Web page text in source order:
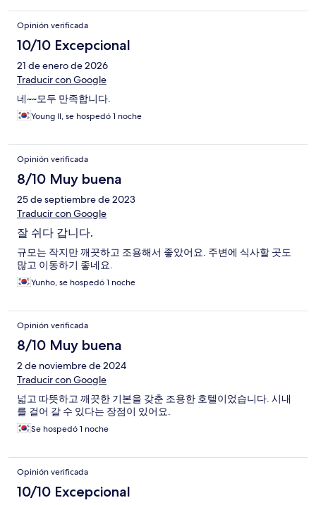
Opinión verificada
10/10 Excepcional
21 de enero de 2026
Traducir con Google
네~~모두 만족합니다.
Young Il, se hospedó 1 noche
Opinión verificada
8/10 Muy buena
25 de septiembre de 2023
Traducir con Google
잘 쉬다 갑니다.
규모는 작지만 깨끗하고 조용해서 좋았어요. 주변에 식사할 곳도
많고 이동하기 좋네요.
Yunho, se hospedó 1 noche
Opinión verificada
8/10 Muy buena
2 de noviembre de 2024
Traducir con Google
넓고 따뜻하고 깨끗한 기본을 갖춘 조용한 호텔이었습니다. 시내
를 걸어 갈 수 있다는 장점이 있어요.
Se hospedó 1 noche
Opinión verificada
10/10 Excepcional